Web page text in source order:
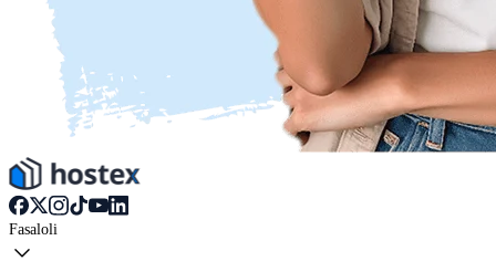
Fasaloli